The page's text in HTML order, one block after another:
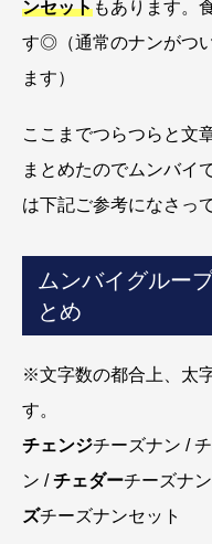
ンセットもあります。
す◎（通常のナンがつ
ます）
ここまでつらつらと文
まとめたのでムンバイ
は下記ご参考になさっ
ムンバイグルー
とめ
※文字数の都合上、太
す。
チェンジチーズナン /
ン /チェダーチーズナ
ズチーズナンセット